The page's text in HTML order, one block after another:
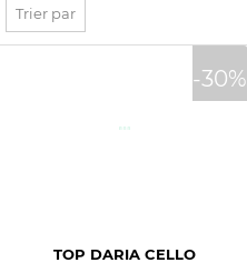
PRIX :0€ - 143€
NOIR
Trier par
-30%
TOP DARIA CELLO